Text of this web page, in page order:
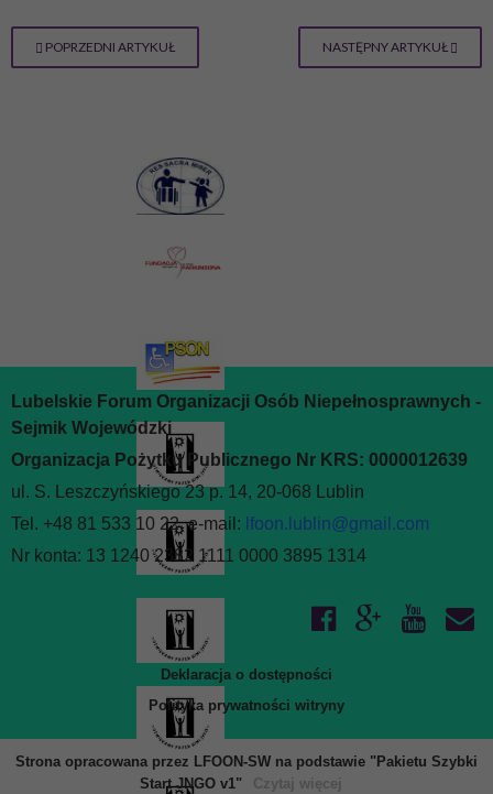
POPRZEDNI ARTYKUŁ NASTĘPNY ARTYKUŁ
Lubelskie Forum Organizacji Osób Niepełnosprawnych -
Sejmik Wojewódzki
Organizacja Pożytku Publicznego Nr KRS: 0000012639
ul. S. Leszczyńskiego 23 p. 14, 20-068 Lublin
Tel. +48 81 533 10 22, e-mail: lfoon.lublin@gmail.com
Nr konta: 13 1240 2382 1111 0000 3895 1314
Deklaracja o dostępności
Polityka prywatności witryny
Strona opracowana przez LFOON-SW na podstawie "Pakietu Szybki
Start JNGO v1"
Czytaj więcej